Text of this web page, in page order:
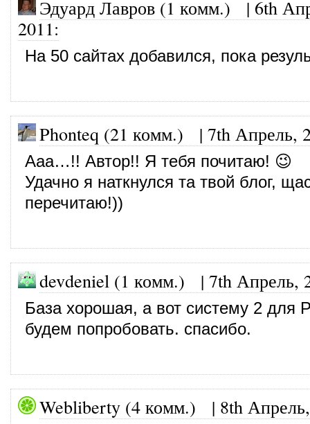
Эдуард Лавров (1 комм.) | 6th
2011:
На 50 сайтах добавился, пока
Phonteq (21 комм.) | 7th Апрель,
Ааа…!! Автор!! Я тебя почитаю! 😉
Удачно я наткнулся та твой блог,
перечитаю!))
devdeniel (1 комм.) | 7th Апрель,
База хорошая, а вот систему 2 для
будем попробовать. спасибо.
Webliberty (4 комм.) | 8th